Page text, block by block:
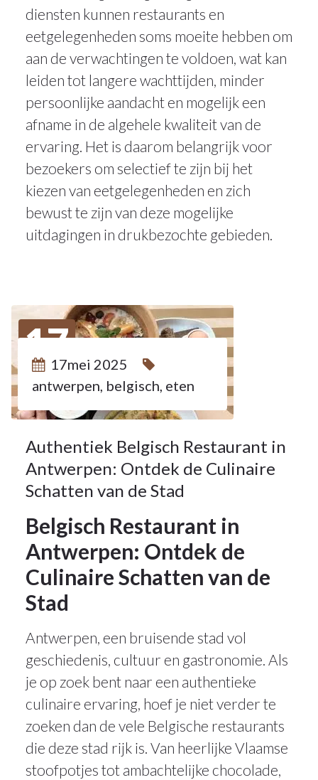
diensten kunnen restaurants en
eetgelegenheden soms moeite hebben om
aan de verwachtingen te voldoen, wat kan
leiden tot langere wachttijden, minder
persoonlijke aandacht en mogelijk een
afname in de algehele kwaliteit van de
ervaring. Het is daarom belangrijk voor
bezoekers om selectief te zijn bij het
kiezen van eetgelegenheden en zich
bewust te zijn van deze mogelijke
uitdagingen in drukbezochte gebieden.
17
MEI 202517mei 2025
antwerpen, belgisch, eten
Authentiek Belgisch Restaurant in
Antwerpen: Ontdek de Culinaire
Schatten van de Stad
Belgisch Restaurant in
Antwerpen: Ontdek de
Culinaire Schatten van de
Stad
Antwerpen, een bruisende stad vol
geschiedenis, cultuur en gastronomie. Als
je op zoek bent naar een authentieke
culinaire ervaring, hoef je niet verder te
zoeken dan de vele Belgische restaurants
die deze stad rijk is. Van heerlijke Vlaamse
stoofpotjes tot ambachtelijke chocolade,